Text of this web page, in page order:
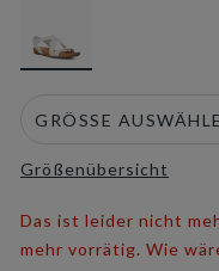
Größenübersicht
Das ist leider nicht
mehr vorrätig. Wie